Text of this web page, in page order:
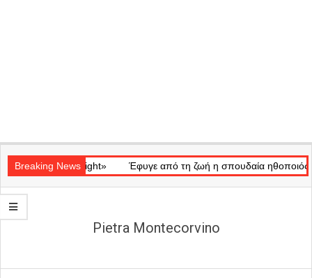
Navigation
Menu
Breaking News
«Ray of Light» Έφυγε από τη ζωή η σπουδαία ηθοποιός Μάρω
Pietra Montecorvino